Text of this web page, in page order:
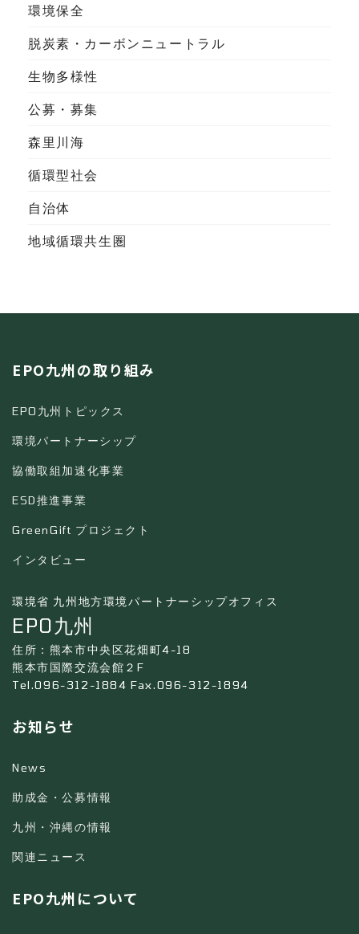
環境保全
脱炭素・カーボンニュートラル
生物多様性
公募・募集
森里川海
循環型社会
自治体
地域循環共生圏
EPO九州の取り組み
EPO九州トピックス
環境パートナーシップ
協働取組加速化事業
ESD推進事業
GreenGift プロジェクト
インタビュー
環境省 九州地方環境パートナーシップオフィス
EPO九州
住所：熊本市中央区花畑町4-18
熊本市国際交流会館２F
Tel.096-312-1884 Fax.096-312-1894
お知らせ
News
助成金・公募情報
九州・沖縄の情報
関連ニュース
EPO九州について